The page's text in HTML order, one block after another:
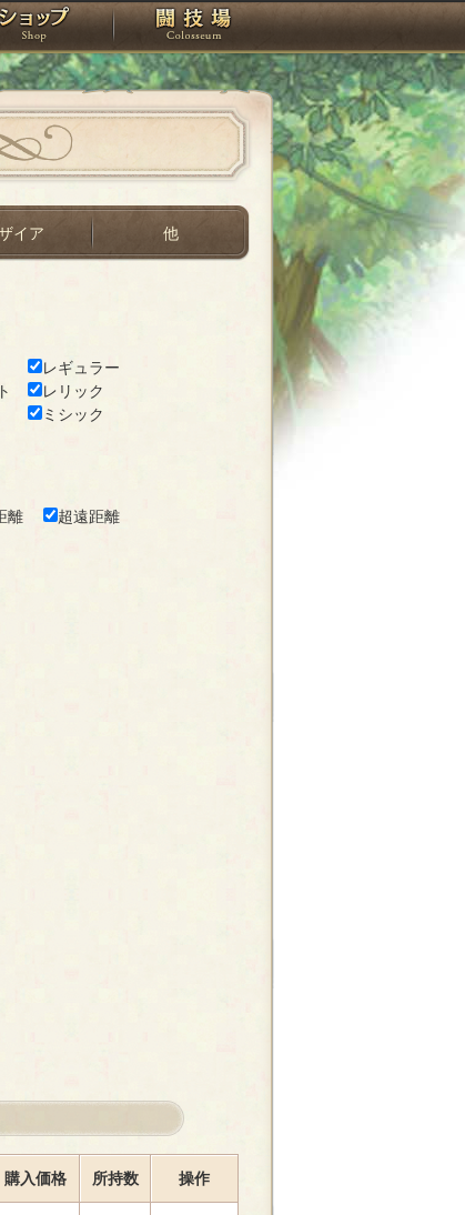
ショップ 闘技場
イア 他
レギュラー
レリック
ミシック
離 超遠距離
購入価格 所持数 操作